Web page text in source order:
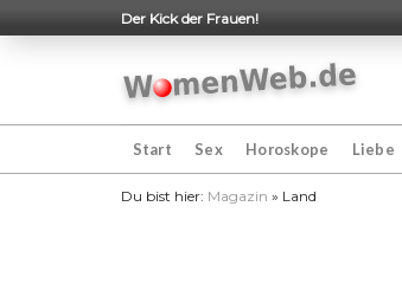
to
Der Kick der Frauen!
Start Sex Horoskope Liebe
Du bist hier: Magazin » Land